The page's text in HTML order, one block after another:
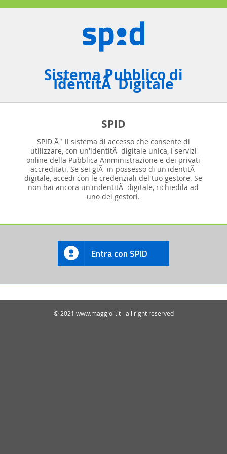
Sistema Pubblico di
IdentitÃ Digitale
SPID
SPID Ã¨ il sistema di accesso che consente di
utilizzare, con un'identitÃ digitale unica, i servizi
online della Pubblica Amministrazione e dei privati
accreditati. Se sei giÃ in possesso di un'identitÃ
digitale, accedi con le credenziali del tuo gestore. Se
non hai ancora un'indentitÃ digitale, richiedila ad
uno dei gestori.
Entra con SPID
© 2021 www.maggioli.it - all right reserved